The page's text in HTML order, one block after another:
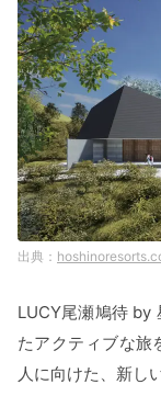
LUCY尾瀬鳩待 by
たアクティブな旅
人に向けた、新し